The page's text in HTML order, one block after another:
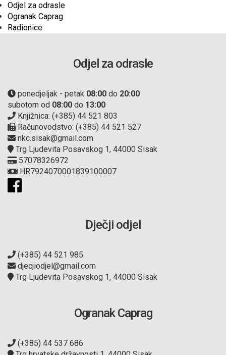
Odjel za odrasle
Ogranak Caprag
Radionice
Odjel za odrasle
ponedjeljak - petak 08:00 do 20:00
subotom od 08:00 do 13:00
Knjižnica: (+385) 44 521 803
Računovodstvo: (+385) 44 521 527
nkc.sisak@gmail.com
Trg Ljudevita Posavskog 1, 44000 Sisak
57078326972
HR7924070001839100007
Dječji odjel
(+385) 44 521 985
djecjiodjel@gmail.com
Trg Ljudevita Posavskog 1, 44000 Sisak
Ogranak Caprag
(+385) 44 537 686